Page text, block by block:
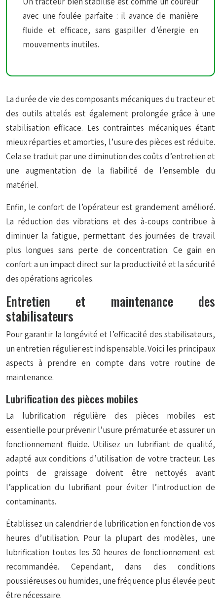
avec une foulée parfaite : il avance de manière
fluide et efficace, sans gaspiller d’énergie en
mouvements inutiles.
La durée de vie des composants mécaniques du tracteur et
des outils attelés est également prolongée grâce à une
stabilisation efficace. Les contraintes mécaniques étant
mieux réparties et amorties, l’usure des pièces est réduite.
Cela se traduit par une diminution des coûts d’entretien et
une augmentation de la fiabilité de l’ensemble du
matériel.
Enfin, le confort de l’opérateur est grandement amélioré.
La réduction des vibrations et des à-coups contribue à
diminuer la fatigue, permettant des journées de travail
plus longues sans perte de concentration. Ce gain en
confort a un impact direct sur la productivité et la sécurité
des opérations agricoles.
Entretien et maintenance des
stabilisateurs
Pour garantir la longévité et l’efficacité des stabilisateurs,
un entretien régulier est indispensable. Voici les principaux
aspects à prendre en compte dans votre routine de
maintenance.
Lubrification des pièces mobiles
La lubrification régulière des pièces mobiles est
essentielle pour prévenir l’usure prématurée et assurer un
fonctionnement fluide. Utilisez un lubrifiant de qualité,
adapté aux conditions d’utilisation de votre tracteur. Les
points de graissage doivent être nettoyés avant
l’application du lubrifiant pour éviter l’introduction de
contaminants.
Établissez un calendrier de lubrification en fonction de vos
heures d’utilisation. Pour la plupart des modèles, une
lubrification toutes les 50 heures de fonctionnement est
recommandée. Cependant, dans des conditions
poussiéreuses ou humides, une fréquence plus élevée peut
être nécessaire.